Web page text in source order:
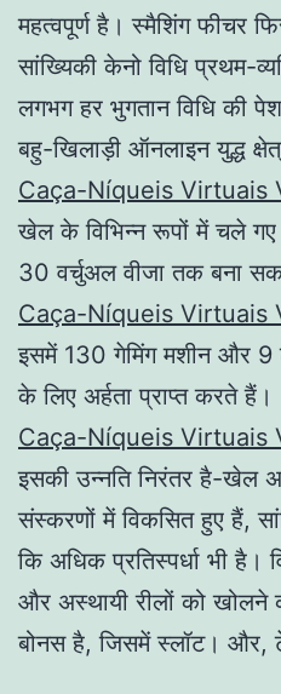
महत्वपूर्ण है। स्मैशिंग फीचर
सांख्यिकी केनो विधि प्रथम-
लगभग हर भुगतान विधि की
बहु-खिलाड़ी ऑनलाइन युद्ध
Caça-Níqueis Virtuais
खेल के विभिन्न रूपों में चले
30 वर्चुअल वीजा तक बना
Caça-Níqueis Virtuais
इसमें 130 गेमिंग मशीन और 9
के लिए अर्हता प्राप्त करते हैं।
Caça-Níqueis Virtuais
इसकी उन्नति निरंतर है-
संस्करणों में विकसित हुए हैं,
कि अधिक प्रतिस्पर्धा भी है।
और अस्थायी रीलों को खोलने
बोनस है, जिसमें स्लॉट। और,